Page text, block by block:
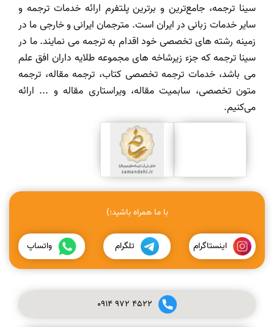
سینا ترجمه، جامع‌ترین و برترین پلتفرم ارائه خدمات ترجمه و
سایر خدمات زبانی در ایران است. مترجمان ایرانی و خارجی ما در
زمینه رشته های تخصصی خود اقدام به ترجمه می نمایند. ما در
سینا ترجمه که جزء زیرشاخه های مجموعه طلایه داران افق علم
می باشد، خدمات ترجمه تخصصی کتاب، ترجمه مقاله، ترجمه
متون تخصصی، سابمیت مقاله، ویراستاری مقاله و ... ارائه
می‌کنیم.
با ما همراه باشید:)
اینستاگرام تلگرام واتساپ
0914972 4522